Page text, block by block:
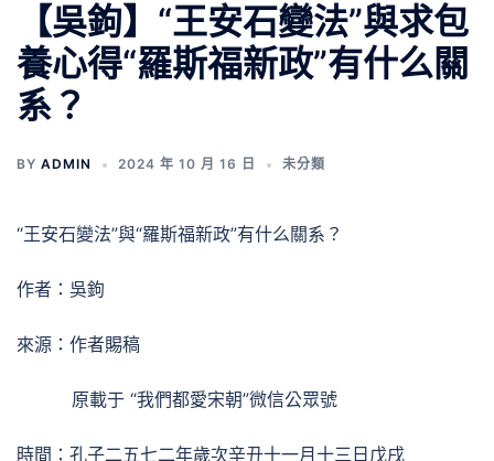
【吳鉤】“王安石變法”與求包
養心得“羅斯福新政”有什么關
系？
BY ADMIN 2024 年 10 月 16 日 未分類
“王安石變法”與“羅斯福新政”有什么關系？
作者：吳鉤
來源：作者賜稿
原載于 “我們都愛宋朝”微信公眾號
時間：孔子二五七二年歲次辛丑十一月十三日戊戌